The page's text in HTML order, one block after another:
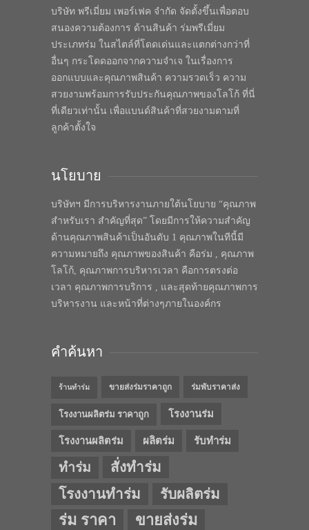
บริษัท พรีเมี่ยม เพอร์เฟค จำกัด จัดตั้งขึ้นเพื่อตอบ
สนองความต้องการ ด้านสินค้า ร่มพรีเมี่ยม
ประเภทร่ม ในสไตล์ที่โดดเด่นและแตกต่างกว่าที่
อื่นๆ กระโดดออกจากความจำเจ ในเรื่องการ
ออกแบบและคุณภาพสินค้า ความรวดเร็ว ความ
สวยงามพร้อมการรับประกันคุณภาพของโลโก้ ที่นี่
ที่เดียวเท่านั้น เพื่อแบนด์สินค้าที่สวยงามตามที่
ลูกค้าตั้งใจ
นโยบาย
บริษัทฯ มีการบริหารงานภายใต้นโยบาย “คุณภาพ
สำหรับเรา สำคัญที่สุด” โดยมีการให้ความสำคัญ
ด้านคุณภาพสินค้าเป็นอันดับ 1 คุณภาพในทีนี้มี
ความหมายถึง คุณภาพของสินค้า คือร่ม , คุณภาพ
โลโก้, คุณภาพการบริหารเวลา คือการตรงต่อ
เวลา คุณภาพการบริการ , และสุดท้ายคุณภาพการ
บริหารงาน และหน้าที่ต่างๆภายในองค์กร
คำค้นหา
ร้านทำร่ม ขายส่งร่มราคาถูก ร่มพับราคาส่ง
โรงงานผลิตร่ม ราคาถูก โรงงานร่ม
โรงงานผลิตร่ม ผลิตร่ม รับทำร่ม
ทำร่ม
สั่งทำร่ม
โรงงานทำร่ม
รับผลิตร่ม
ร่ม ราคา ขายส่งร่ม